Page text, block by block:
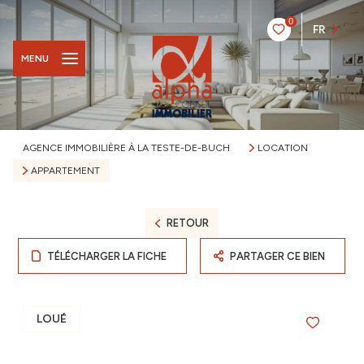
0
FR
MENU
AGENCE IMMOBILIÈRE À LA TESTE-DE-BUCH
LOCATION
APPARTEMENT
RETOUR
TÉLÉCHARGER LA FICHE PARTAGER CE BIEN
LOUÉ